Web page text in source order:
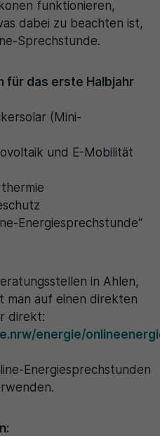
funktionieren,
dabei zu beachten ist,
Sprechstunde.
für das erste Halbjahr
(Mini-
und E-Mobilität
Solarthermie
Energiesprechstunde“
in Ahlen,
man auf einen direkten
direkt:
energie/
Energiesprechstunden
Zwecke verwendet, um
speichern.